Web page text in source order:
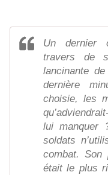
Un dernier
travers de
lancinante
dernière
choisie, les
lui manquer
soldats
combat. Son
était le plus